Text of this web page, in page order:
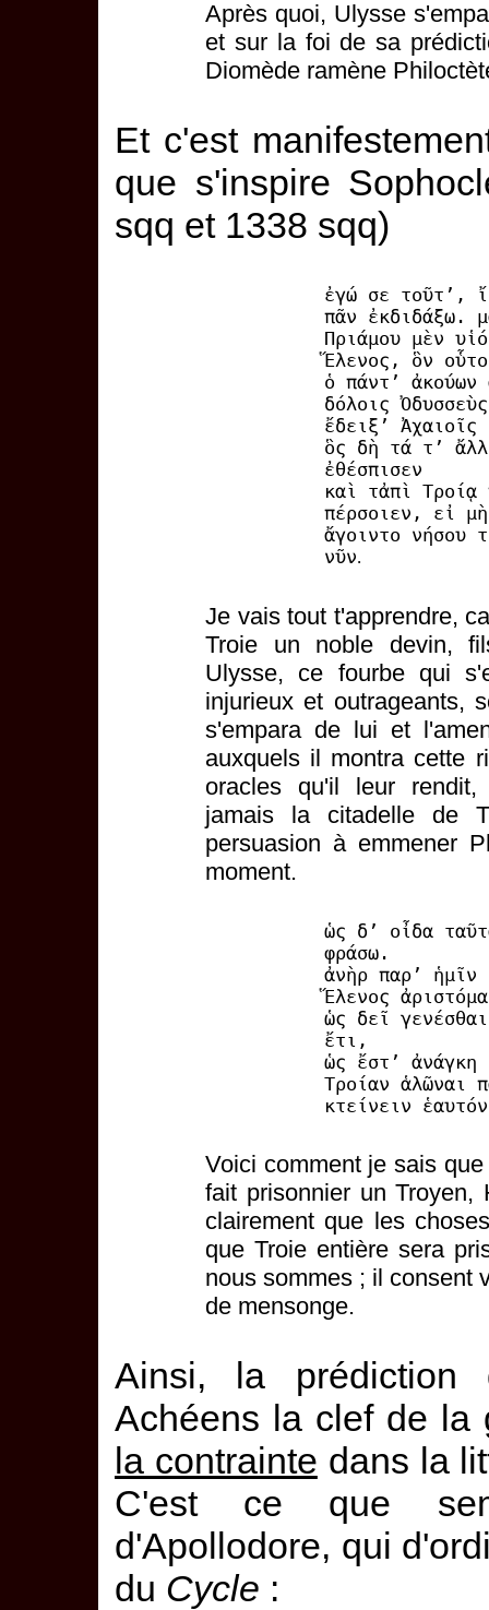
Après quoi, Ulysse
et sur la foi de sa
Diomède ramène
Et c'est
que s'inspire
sqq et 1338 sqq)
ἐγώ σε τοῦτ’,
πᾶν ἐκδιδάξω.
Πριάμου μὲν
Ἕλενος, ὃν
ὁ πάντ’ ἀκούων
δόλοις
ἔδειξ’
ὃς δὴ τά τ’
ἐθέσπισεν
καὶ τἀπὶ
πέρσοιεν, εἰ
ἄγοιντο νήσου
νῦν.
Je vais tout t'apprendre,
Troie un noble devin,
Ulysse, ce fourbe qui
injurieux et outrageants,
s'empara de lui et
auxquels il montra cette
oracles qu'il leur rendit,
jamais la citadelle de
persuasion à emmener
moment.
ὡς δ’ οἶδα
φράσω.
ἀνὴρ παρ’ ἡμῖν
Ἕλενος
ὡς δεῖ
ἔτι,
ὡς ἔστ’ ἀνάγκη
Τροίαν ἁλῶναι
κτείνειν
Voici comment je sais
fait prisonnier un Troyen,
clairement que les
que Troie entière sera
nous sommes ; il consent
de mensonge.
Ainsi, la prédiction
Achéens la clef de
la contrainte dans la
C'est ce que
d'Apollodore, qui
du Cycle :